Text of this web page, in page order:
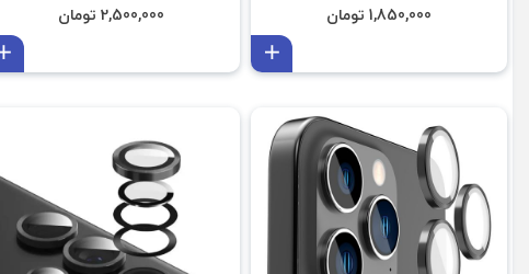
1,850,000 تومان 2,500,000 تومان